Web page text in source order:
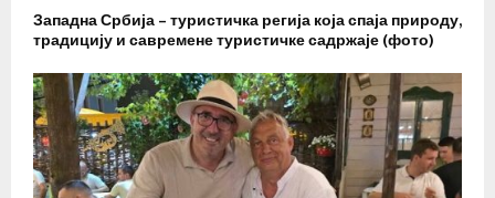
Западна Србија – туристичка регија која спаја природу,
традицију и савремене туристичке садржаје (фото)